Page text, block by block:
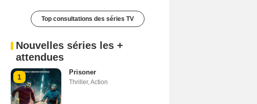
Top consultations des séries TV
Nouvelles séries les +
attendues
1
Prisoner
Thriller,Action